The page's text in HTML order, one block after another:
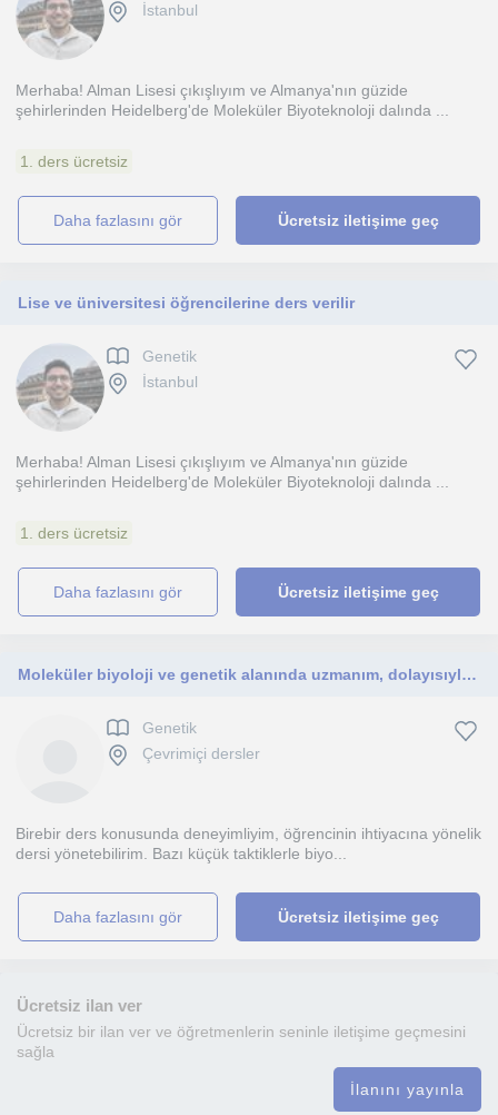
İstanbul
Merhaba! Alman Lisesi çıkışlıyım ve Almanya'nın güzide
şehirlerinden Heidelberg'de Moleküler Biyoteknoloji dalında ...
1. ders ücretsiz
daha fazlasını gör Ücretsiz iletişime geç
Lise ve üniversitesi öğrencilerine ders verilir
Genetik
İstanbul
Merhaba! Alman Lisesi çıkışlıyım ve Almanya'nın güzide
şehirlerinden Heidelberg'de Moleküler Biyoteknoloji dalında ...
1. ders ücretsiz
daha fazlasını gör Ücretsiz iletişime geç
Moleküler biyoloji ve genetik alanında uzmanım, dolayısıyla sınav dönemindeki öğrencilere biyoloji alanında ders verebilirim.
Genetik
Çevrimiçi dersler
Birebir ders konusunda deneyimliyim, öğrencinin ihtiyacına yönelik
dersi yönetebilirim. Bazı küçük taktiklerle biyo...
daha fazlasını gör Ücretsiz iletişime geç
Ücretsiz ilan ver
Ücretsiz bir ilan ver ve öğretmenlerin seninle iletişime geçmesini
sağla
İlanını yayınla